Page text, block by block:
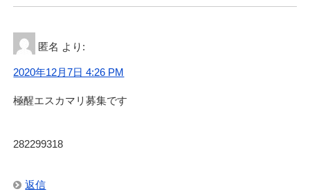
匿名 より:
2020年12月7日 4:26 PM
極醒エスカマリ募集です
282299318
返信